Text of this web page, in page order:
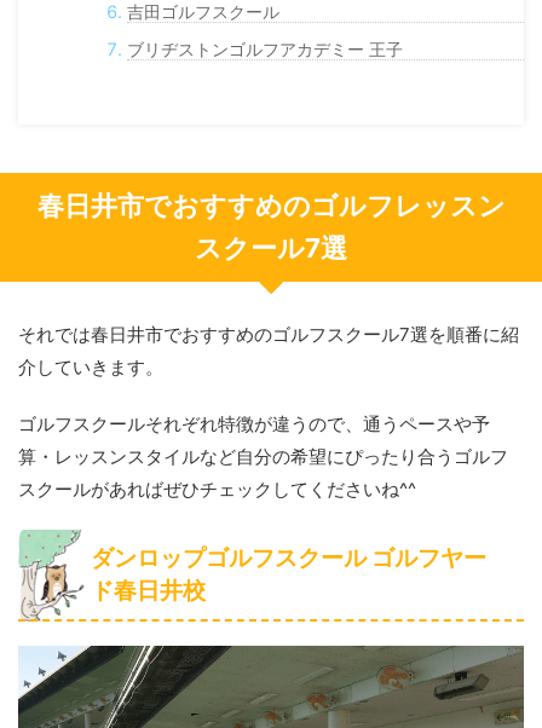
吉田ゴルフスクール
ブリヂストンゴルフアカデミー 王子
春日井市でおすすめのゴルフレッスン
スクール7選
それでは春日井市でおすすめのゴルフスクール7選を順番に紹
介していきます。
ゴルフスクールそれぞれ特徴が違うので、通うペースや予
算・レッスンスタイルなど自分の希望にぴったり合うゴルフ
スクールがあればぜひチェックしてくださいね^^
ダンロップゴルフスクール ゴルフヤー
ド春日井校